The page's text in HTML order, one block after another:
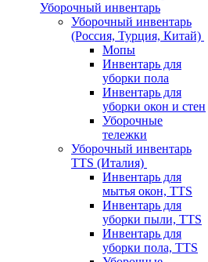
Уборочный инвентарь
Уборочный инвентарь
(Россия, Турция, Китай)
Мопы
Инвентарь для
уборки пола
Инвентарь для
уборки окон и стен
Уборочные
тележки
Уборочный инвентарь
TTS (Италия)
Инвентарь для
мытья окон, TTS
Инвентарь для
уборки пыли, TTS
Инвентарь для
уборки пола, TTS